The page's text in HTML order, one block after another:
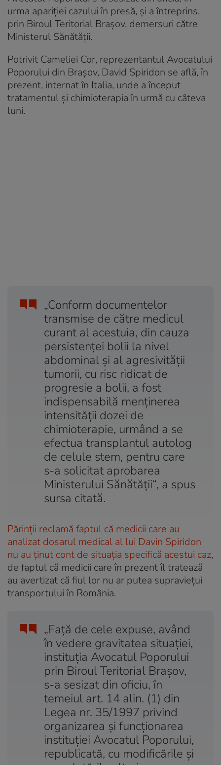
urma apariției cazului în presă, și a întreprins,
prin Biroul Teritorial Brașov, demersuri către
Ministerul Sănătății.
Potrivit Cameliei Cor, reprezentantul Avocatului
Poporului din Braşov, David Spiridon se află, în
prezent, internat în Italia, unde a început
tratamentul și chimioterapia în urmă cu câteva
luni.
„Conform documentelor
transmise de către medicul
curant al acestuia, din cauza
persistenței bolii la nivel
abdominal și al agresivității
tumorii, cu risc ridicat de
progresie a bolii, a fost
indispensabilă menținerea
intensității dozei de
chimioterapie, urmând a se
efectua transplantul autolog
de celule stem, pentru care
s-a solicitat aprobarea
Ministerului Sănătății“, a spus
sursa citată.
Părinții reclamă faptul că medicii care au
analizat dosarul medical al lui Davin Spiridon
nu au ținut cont de situația specifică acestui caz,
de faptul că medicii care în prezent îl tratează
au avertizat că fiul lor nu ar putea supraviețui
transportului în România.
„Faţă de cele expuse, având
în vedere gravitatea situaţiei,
instituţia Avocatul Poporului
prin Biroul Teritorial Braşov,
s-a sesizat din oficiu, în
temeiul art. 14 alin. (1) din
Legea nr. 35/1997 privind
organizarea şi funcţionarea
instituţiei Avocatul Poporului,
republicată, cu modificările şi